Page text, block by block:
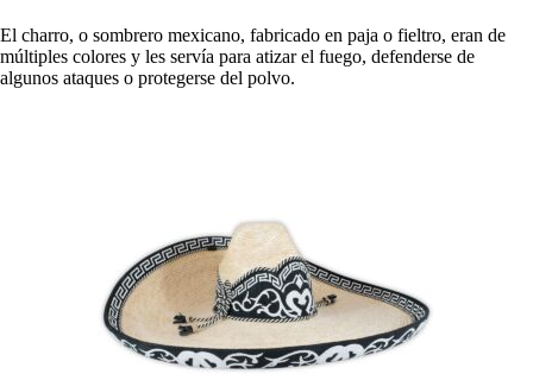
El charro, o sombrero mexicano, fabricado en paja o fieltro, eran de
múltiples colores y les servía para atizar el fuego, defenderse de
algunos ataques o protegerse del polvo.